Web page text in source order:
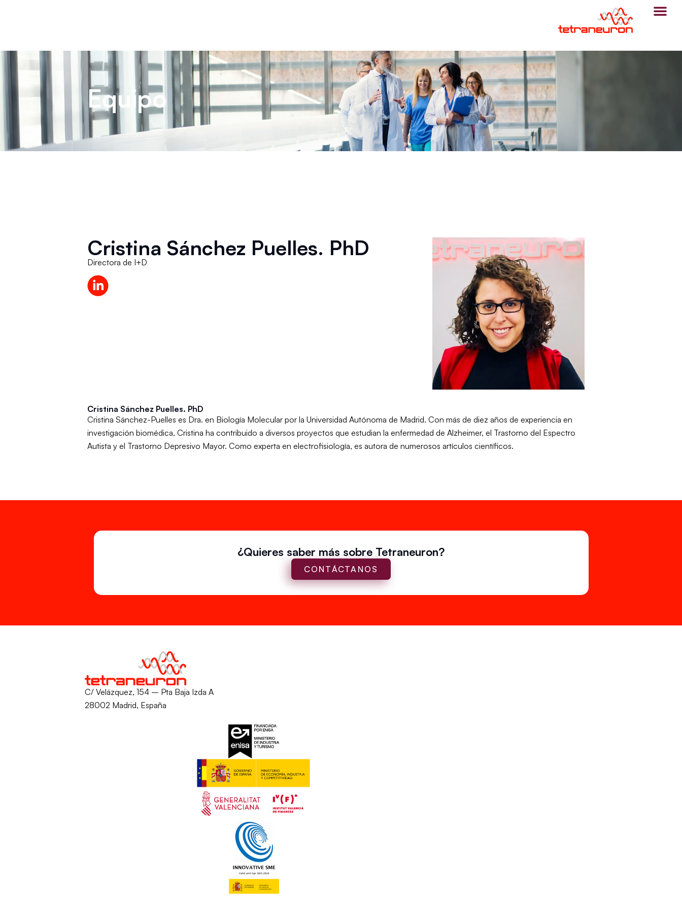
Equipo
Cristina Sánchez Puelles. PhD
Directora de I+D
Cristina Sánchez Puelles. PhD
Cristina Sánchez-Puelles es Dra. en Biología Molecular por la Universidad Autónoma de Madrid. Con más de diez años de experiencia en
investigación biomédica, Cristina ha contribuido a diversos proyectos que estudian la enfermedad de Alzheimer, el Trastorno del Espectro
Autista y el Trastorno Depresivo Mayor. Como experta en electrofisiología, es autora de numerosos artículos científicos.
¿Quieres saber más sobre Tetraneuron?
CONTÁCTANOS
C/ Velázquez, 154 – Pta Baja Izda A
28002 Madrid, España